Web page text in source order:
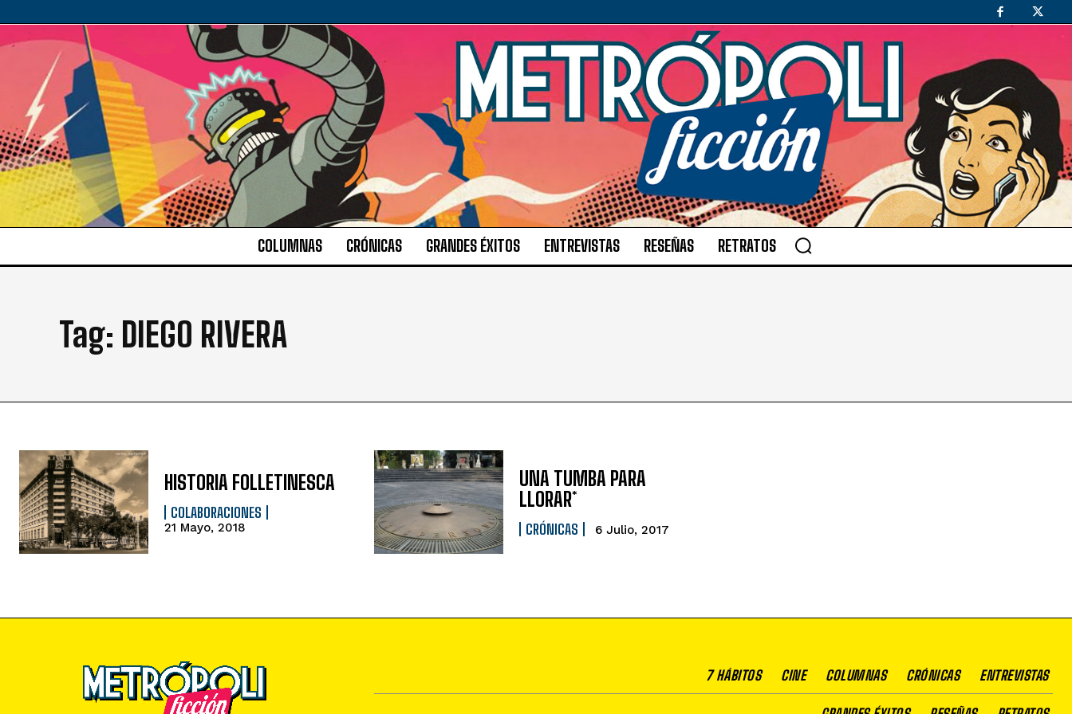
COLUMNAS CRÓNICAS GRANDES ÉXITOS ENTREVISTAS RESEÑAS RETRATOS
Tag: DIEGO RIVERA
HISTORIA FOLLETINESCA
COLABORACIONES
21 Mayo, 2018
UNA TUMBA PARA
LLORAR*
CRÓNICAS 6 Julio, 2017
7 HÁBITOS CINE COLUMNAS CRÓNICAS ENTREVISTAS